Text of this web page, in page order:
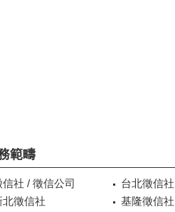
範疇
信社 / 徵信公司
台北徵信社
北徵信社
基隆徵信社